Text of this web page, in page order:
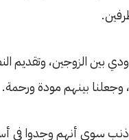
بين الزوجين، وتقديم
وجعلنا بينهم مودة ورحمة.
ذنب سوي أنهم وجدوا في